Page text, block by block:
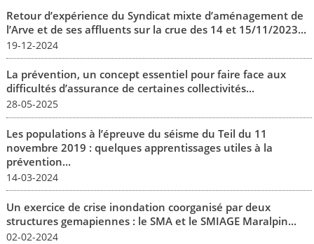
Retour d’expérience du Syndicat mixte d’aménagement de
l’Arve et de ses affluents sur la crue des 14 et 15/11/2023...
19-12-2024
La prévention, un concept essentiel pour faire face aux
difficultés d’assurance de certaines collectivités...
28-05-2025
Les populations à l’épreuve du séisme du Teil du 11
novembre 2019 : quelques apprentissages utiles à la
prévention...
14-03-2024
Un exercice de crise inondation coorganisé par deux
structures gemapiennes : le SMA et le SMIAGE Maralpin...
02-02-2024